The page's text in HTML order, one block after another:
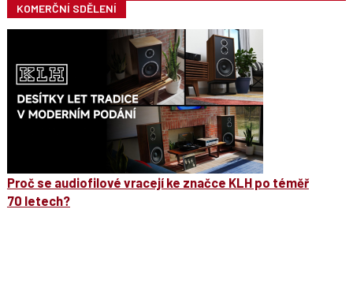
KOMERČNÍ SDĚLENÍ
Proč se audiofilové vracejí ke značce KLH po téměř
70 letech?